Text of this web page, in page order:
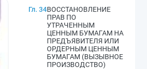
Гл. 34ВОССТАНОВЛЕНИЕ
ПРАВ ПО
УТРАЧЕННЫМ
ЦЕННЫМ БУМАГАМ НА
ПРЕДЪЯВИТЕЛЯ ИЛИ
ОРДЕРНЫМ ЦЕННЫМ
БУМАГАМ (ВЫЗЫВНОЕ
ПРОИЗВОДСТВО)